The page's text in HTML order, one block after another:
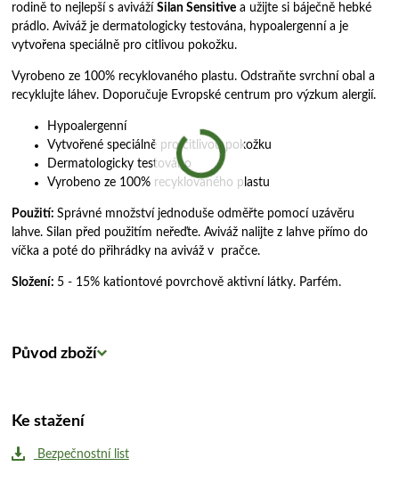
rodině to nejlepší s avivážíSilan Sensitive a užijte si báječně hebké
prádlo. Aviváž je dermatologicky testována, hypoalergenní a je
vytvořena speciálně pro citlivou pokožku.
Vyrobeno ze 100% recyklovaného plastu. Odstraňte svrchní obal a
recyklujte láhev. Doporučuje Evropské centrum pro výzkum alergií.
Hypoalergenní
Vytvořené speciálně pro citlivou pokožku
Dermatologicky testováno
Vyrobeno ze 100% recyklovaného plastu
Použití:Správné množství jednoduše odměřte pomocí uzávěru
lahve. Silan před použitím neřeďte. Aviváž nalijte z lahve přímo do
víčka a poté do přihrádky na aviváž v pračce.
Složení: 5 - 15% kationtové povrchově aktivní látky. Parfém.
Původ zboží
Ke stažení
Bezpečnostní list